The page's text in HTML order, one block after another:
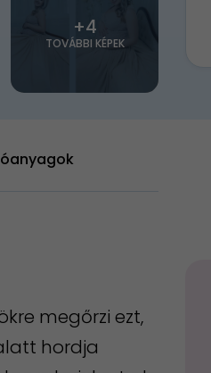
+4
TOVÁBBI KÉPEK
megőrzi ezt,
hordja